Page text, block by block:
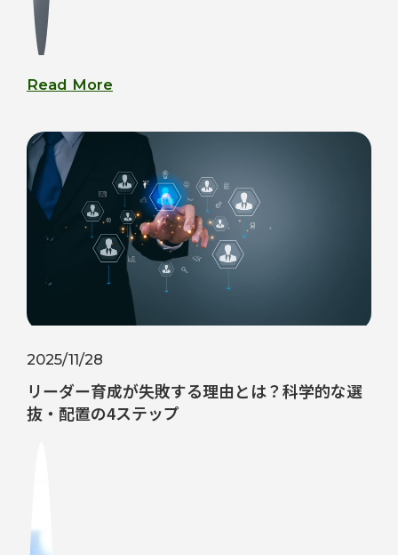
Read More
2025/11/28
リーダー育成が失敗する理由とは？科学的な選
抜・配置の4ステップ